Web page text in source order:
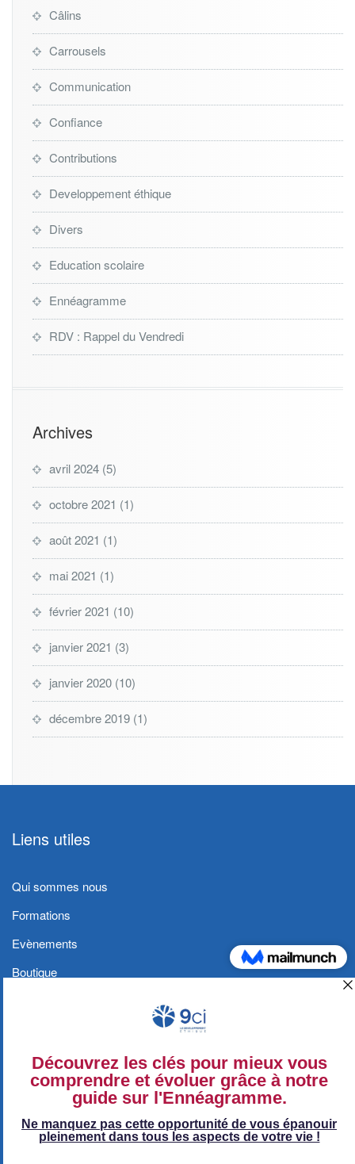
Câlins
Carrousels
Communication
Confiance
Contributions
Developpement éthique
Divers
Education scolaire
Ennéagramme
RDV : Rappel du Vendredi
Archives
avril 2024 (5)
octobre 2021 (1)
août 2021 (1)
mai 2021 (1)
février 2021 (10)
janvier 2021 (3)
janvier 2020 (10)
décembre 2019 (1)
Liens utiles
Qui sommes nous
Formations
Evènements
Boutique
Conditions générales et Politique de
confidentialité